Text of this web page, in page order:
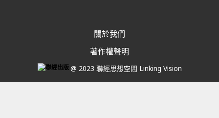
關於我們
著作權聲明
@ 2023 聯經思想空間 Linking Vision